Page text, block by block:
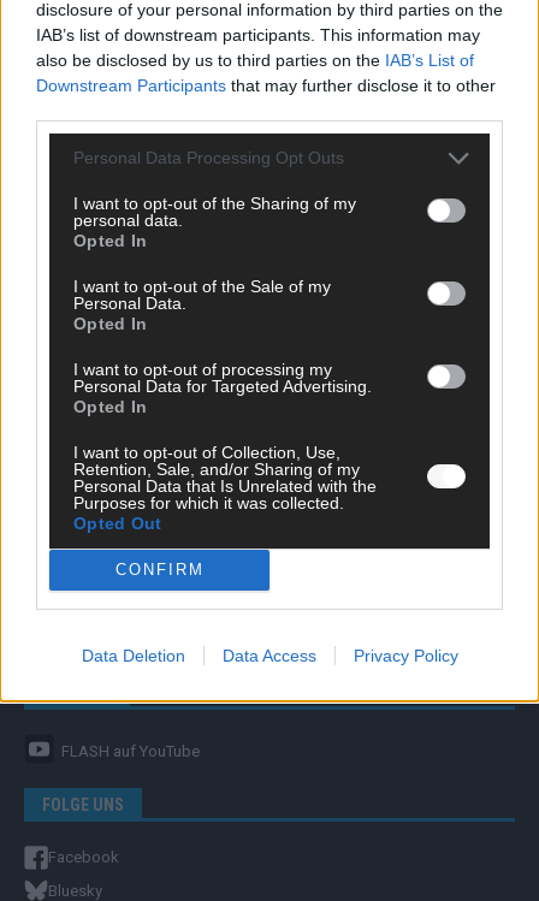
disclosure of your personal information by third parties on the
IAB’s list of downstream participants. This information may
also be disclosed by us to third parties on the IAB’s List of
Downstream Participants that may further disclose it to other
Personal Data Processing Opt Outs
I want to opt-out of the Sharing of my
personal data.
Opted In
I want to opt-out of the Sale of my
Personal Data.
Opted In
I want to opt-out of processing my
Personal Data for Targeted Advertising.
Opted In
I want to opt-out of Collection, Use,
Retention, Sale, and/or Sharing of my
Personal Data that Is Unrelated with the
Purposes for which it was collected.
Opted Out
CONFIRM
Data Deletion Data Access Privacy Policy
SCHNELL ZUM RESSORT
Nachrichten
Wirtschaft
Ratgeber
Kommentar
Eurovision
FLASH – DAS VIDEOPORTAL
ÜBER UNS
Unternehmensporträt
Ehtikrichtlinie & Faktencheck
FLASH auf YouTube
FOLGE UNS
Facebook
Bluesky